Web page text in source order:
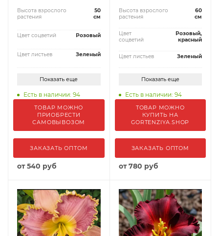
Высота взрослого
растения
50
см
Цвет соцветий Розовый
Цвет листьев Зеленый
Показать еще
Есть в наличии: 94
ТОВАР МОЖНО
ПРИОБРЕСТИ
САМОВЫВОЗОМ
ЗАКАЗАТЬ ОПТОМ
от540 руб
Высота взрослого
растения
60
см
Цвет
соцветий
Розовый,
красный
Цвет листьев Зеленый
Показать еще
Есть в наличии: 94
ТОВАР МОЖНО
КУПИТЬ НА
GORTENZIYA.SHOP
ЗАКАЗАТЬ ОПТОМ
от780 руб